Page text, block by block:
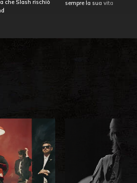
che Slash rischiò
sempre la sua vita